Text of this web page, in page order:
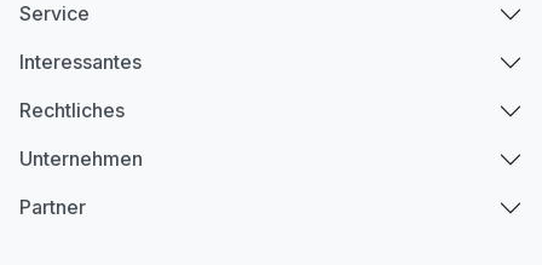
Service
Interessantes
Rechtliches
Unternehmen
Partner